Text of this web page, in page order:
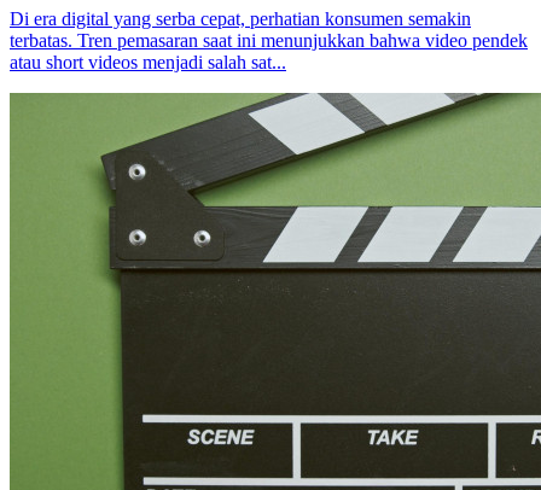
Di era digital yang serba cepat, perhatian konsumen semakin
terbatas. Tren pemasaran saat ini menunjukkan bahwa video pendek
atau short videos menjadi salah sat...